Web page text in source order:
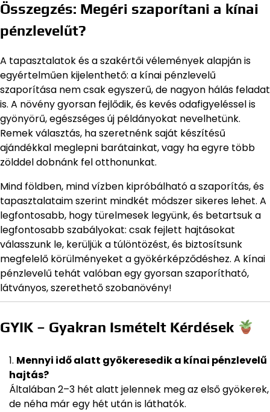
Összegzés: Megéri szaporítani a kínai
pénzlevelűt?
A tapasztalatok és a szakértői vélemények alapján is
egyértelműen kijelenthető: a kínai pénzlevelű
szaporítása nem csak egyszerű, de nagyon hálás feladat
is. A növény gyorsan fejlődik, és kevés odafigyeléssel is
gyönyörű, egészséges új példányokat nevelhetünk.
Remek választás, ha szeretnénk saját készítésű
ajándékkal meglepni barátainkat, vagy ha egyre több
zölddel dobnánk fel otthonunkat.
Mind földben, mind vízben kipróbálható a szaporítás, és
tapasztalataim szerint mindkét módszer sikeres lehet. A
legfontosabb, hogy türelmesek legyünk, és betartsuk a
legfontosabb szabályokat: csak fejlett hajtásokat
válasszunk le, kerüljük a túlöntözést, és biztosítsunk
megfelelő körülményeket a gyökérképződéshez. A kínai
pénzlevelű tehát valóban egy gyorsan szaporítható,
látványos, szerethető szobanövény!
GYIK – Gyakran Ismételt Kérdések
Mennyi idő alatt gyökeresedik a kínai pénzlevelű
hajtás?
Általában 2–3 hét alatt jelennek meg az első gyökerek,
de néha már egy hét után is láthatók.